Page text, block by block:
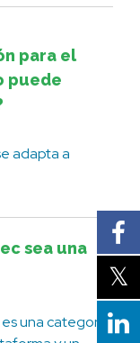
para el
puede
adapta a
sea una
una categoría